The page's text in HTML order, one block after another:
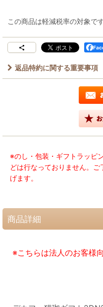
この商品は軽減税率の対象です
返品特約に関する重要事項
※のし・包装・ギフトラッピ
どは行なっておりません。
げます。
商品詳細
※こちらは法人のお客様